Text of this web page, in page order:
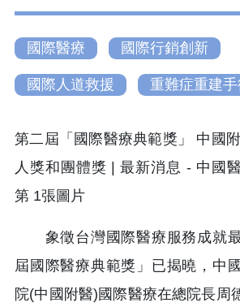
國際醫療 國際行銷創新
國際人道救援 重難症重建
象徵台灣國際醫療服務成就最
屆國際醫療典範獎」已揭曉，中
院(中國附醫)國際醫療在總院長周